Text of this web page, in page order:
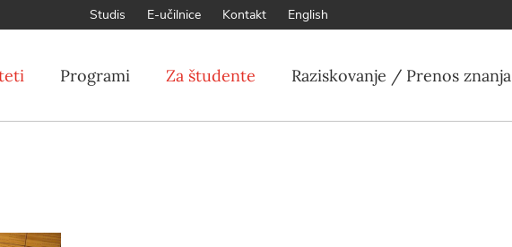
Studis E-učilnice Kontakt English
Programi Za študente Raziskovanje / Prenos znanja